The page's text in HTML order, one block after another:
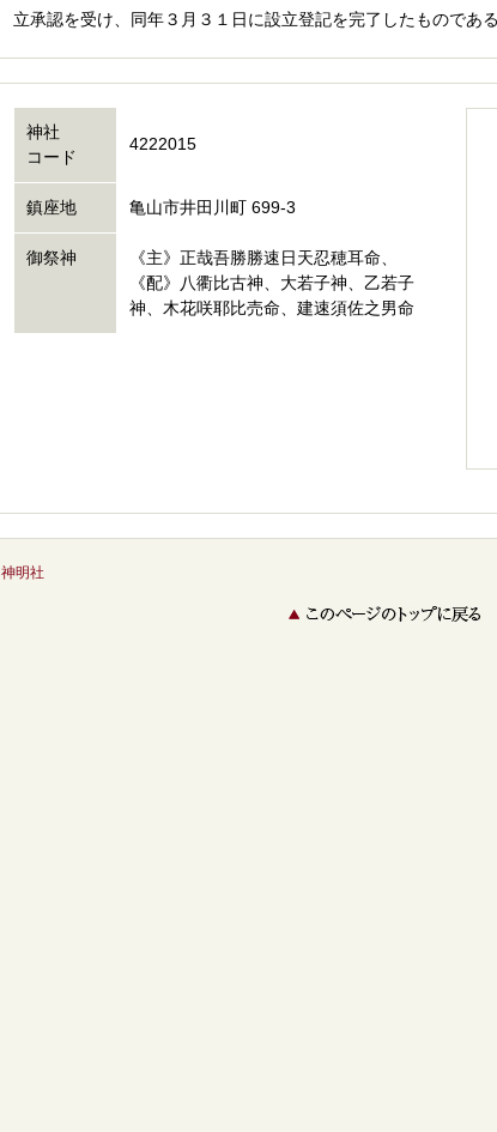
立承認を受け、同年３月３１日に設立登記を完了したものである
神社
コード
4222015
鎮座地 亀山市井田川町 699-3
御祭神
《主》正哉吾勝勝速日天忍穂耳命、
《配》八衢比古神、大若子神、乙若子
神、木花咲耶比売命、建速須佐之男命
神明社